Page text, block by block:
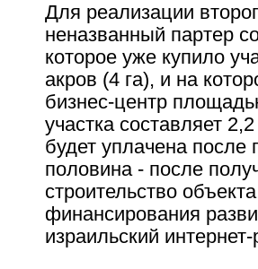
Для реализации
неназванный партер
которое уже купило
акров (4 га), и на
бизнес-центр
участка составляет
будет уплачена после
половина - после
строительство
финансирования
израильский интернет-